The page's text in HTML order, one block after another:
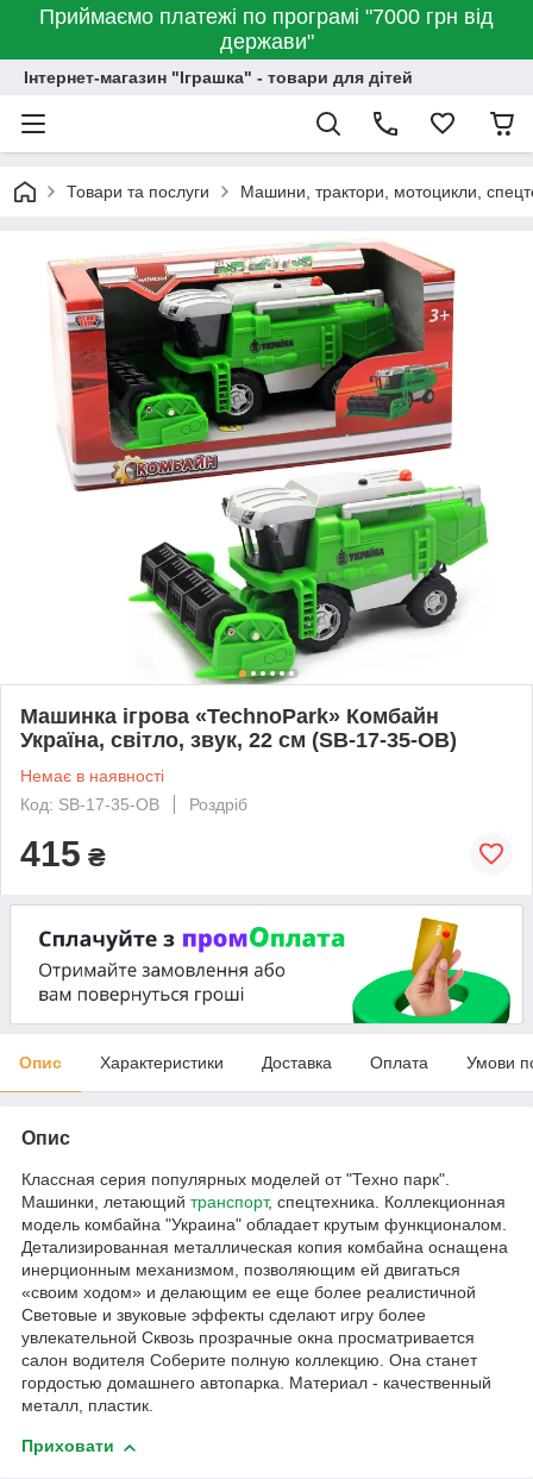
Приймаємо платежі по програмі "7000 грн від
держави"
Інтернет-магазин "Іграшка" - товари для дітей
Товари та послуги Машини, трактори, мотоцикли,
Машинка ігрова «TechnoPark» Комбайн
Україна, світло, звук, 22 см (SB-17-35-OB)
Немає в наявності
Код: SB-17-35-OB
Роздріб
415 ₴
Опис Характеристики Доставка Оплата Умови
Опис
Классная серия популярных моделей от "Техно парк".
Машинки, летающий транспорт, спецтехника. Коллекционная
модель комбайна "Украина" обладает крутым функционалом.
Детализированная металлическая копия комбайна оснащена
инерционным механизмом, позволяющим ей двигаться
«своим ходом» и делающим ее еще более реалистичной
Cветовые и звуковые эффекты сделают игру более
увлекательной Сквозь прозрачные окна просматривается
салон водителя Соберите полную коллекцию. Она станет
гордостью домашнего автопарка. Материал - качественный
металл, пластик.
Приховати